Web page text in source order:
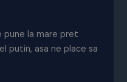
pune la mare pret
putin, asa ne place sa